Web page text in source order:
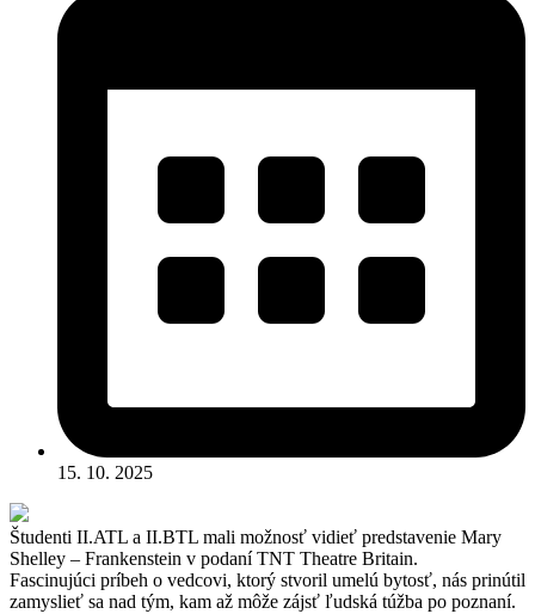
15. 10. 2025
Študenti II.ATL a II.BTL mali možnosť vidieť predstavenie Mary
Shelley – Frankenstein v podaní TNT Theatre Britain.
Fascinujúci príbeh o vedcovi, ktorý stvoril umelú bytosť, nás prinútil
zamyslieť sa nad tým, kam až môže zájsť ľudská túžba po poznaní.